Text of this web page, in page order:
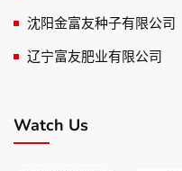
沈阳金富友种子有限公司
辽宁富友肥业有限公司
Watch Us